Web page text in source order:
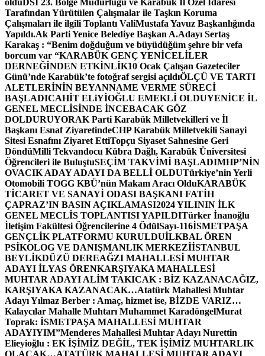
Tarafından Yürütülen Çalışmalar ile Taşkın Koruma
Çalışmaları ile ilgili Toplantı ValiMustafa Yavuz Başkanlığında
Yapıldı.Ak Parti Yenice Belediye Başkan A.Adayı Sertaş
Karakaş : “Benim doğduğum ve büyüdüğüm şehre bir vefa
borcum var “KARABÜK GENÇ YENİCELİLER
DERNEĞİNDEN ETKİNLİK10 Ocak Çalışan Gazeteciler
Günü’nde Karabük’te fotoğraf sergisi açıldıÖLÇÜ VE TARTI
ALETLERİNİN BEYANNAME VERME SÜRECİ
BAŞLADICAHİT ELiYİOĞLU EMEKLİ OLDUYENİCE İL
GENEL MECLİSİNDE İNCEBACAK GÖZ
DOLDURUYORAK Parti Karabük Milletvekilleri ve İl
Başkanı Esnaf ZiyaretindeCHP Karabük Milletvekili Sanayi
Sitesi Esnafını Ziyaret EttiTopçu Siyaset Sahnesine Geri
DöndüMilli Tekvandocu Kübra Dağlı, Karabük Üniversitesi
Öğrencileri ile BuluştuSEÇİM TAKVİMİ BAŞLADIMHP’NİN
OVACIK ADAY ADAYI DA BELLİ OLDUTürkiye’nin Yerli
Otomobili TOGG KBÜ’nün Makam Aracı OlduKARABÜK
TİCARET VE SANAYİ ODASI BAŞKANI FATİH
ÇAPRAZ’IN BASIN AÇIKLAMASI2024 YILININ İLK
GENEL MECLİS TOPLANTISI YAPILDITürker İnanoğlu
İletişim Fakültesi Öğrencilerine 4 ÖdülSayı-116İSMETPAŞA
GENÇLİK PLATFORMU KURULDUİLKBAL ÖREN
PSİKOLOG VE DANIŞMANLIK MERKEZİİSTANBUL
BEYLİKDÜZÜ DEREAĞZI MAHALLESİ MUHTAR
ADAYI İLYAS ÖRENKARŞIYAKA MAHALLESİ
MUHTAR ADAYI ALİM TAKICAK : BİZ KAZANACAĞIZ,
KARŞIYAKA KAZANACAK…Atatürk Mahallesi Muhtar
Adayı Yılmaz Berber : Amaç, hizmet ise, BİZDE VARIZ…
Kalaycılar Mahalle Muhtarı Muhammet KaradöngelMurat
Toprak: İSMETPAŞA MAHALLESİ MUHTAR
ADAYIYIM”Menderes Mahallesi Muhtar Adayı Nurettin
Elieyioğlu : EK İŞİMİZ DEĞİL, TEK İŞİMİZ MUHTARLIK
OLACAK…ATATÜRK MAHALLESİ MUHTAR ADAYI